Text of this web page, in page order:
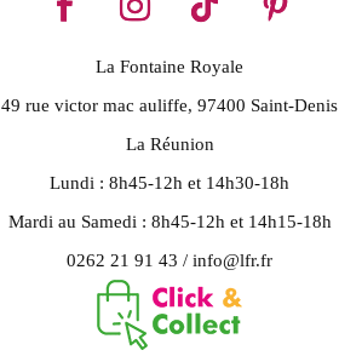
La Fontaine Royale
49 rue victor mac auliffe, 97400 Saint-Denis
La Réunion
Lundi : 8h45-12h et 14h30-18h
Mardi au Samedi : 8h45-12h et 14h15-18h
0262 21 91 43 / info@lfr.fr